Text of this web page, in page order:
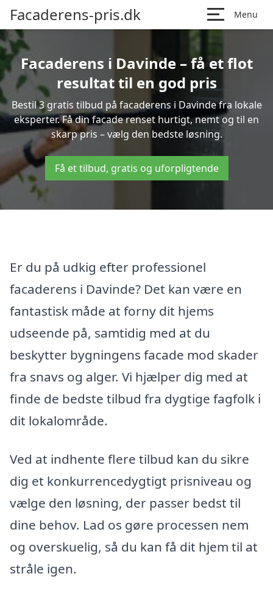
Facaderens-pris.dk Menu
Facaderens i Davinde – få et flot
resultat til en god pris
Bestil 3 gratis tilbud på facaderens i Davinde fra lokale
eksperter. Få din facade renset hurtigt, nemt og til en
skarp pris – vælg den bedste løsning.
Få et tilbud, gratis og uforpligtende
Er du på udkig efter professionel
facaderens i Davinde? Det kan være en
fantastisk måde at forny dit hjems
udseende på, samtidig med at du
beskytter bygningens facade mod skader
fra snavs og alger. Vi hjælper dig med at
finde de bedste tilbud fra dygtige fagfolk i
dit lokalområde.
Ved at indhente flere tilbud kan du sikre
dig et konkurrencedygtigt prisniveau og
vælge den løsning, der passer bedst til
dine behov. Lad os gøre processen nem
og overskuelig, så du kan få dit hjem til at
stråle igen.